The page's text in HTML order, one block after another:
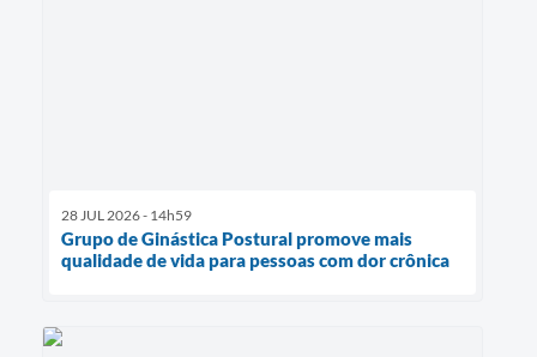
28 JUL 2026 - 14h59
Grupo de Ginástica Postural promove mais
qualidade de vida para pessoas com dor crônica